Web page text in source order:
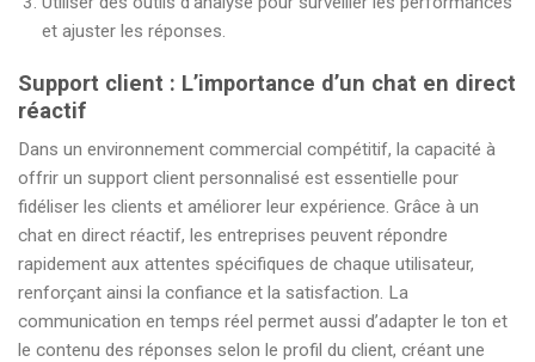
et ajuster les réponses.
Support client : L’importance d’un chat en direct
réactif
Dans un environnement commercial compétitif, la capacité à
offrir un support client personnalisé est essentielle pour
fidéliser les clients et améliorer leur expérience. Grâce à un
chat en direct réactif, les entreprises peuvent répondre
rapidement aux attentes spécifiques de chaque utilisateur,
renforçant ainsi la confiance et la satisfaction. La
communication en temps réel permet aussi d’adapter le ton et
le contenu des réponses selon le profil du client, créant une